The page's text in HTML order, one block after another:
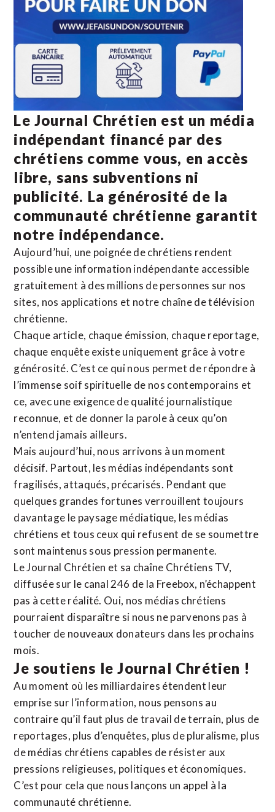
Le Journal Chrétien est un média
indépendant financé par des
chrétiens comme vous, en accès
libre, sans subventions ni
publicité. La générosité de la
communauté chrétienne garantit
notre indépendance.
Aujourd’hui, une poignée de chrétiens rendent
possible une information indépendante accessible
gratuitement à des millions de personnes sur nos
sites, nos applications et notre chaîne de télévision
chrétienne.
Chaque article, chaque émission, chaque reportage,
chaque enquête existe uniquement grâce à votre
générosité. C’est ce qui nous permet de répondre à
l’immense soif spirituelle de nos contemporains et
ce, avec une exigence de qualité journalistique
reconnue, et de donner la parole à ceux qu’on
n’entend jamais ailleurs.
Mais aujourd’hui, nous arrivons à un moment
décisif. Partout, les médias indépendants sont
fragilisés, attaqués, précarisés. Pendant que
quelques grandes fortunes verrouillent toujours
davantage le paysage médiatique, les médias
chrétiens et tous ceux qui refusent de se soumettre
sont maintenus sous pression permanente.
Le Journal Chrétien et sa chaîne Chrétiens TV,
diffusée sur le canal 246 de la Freebox, n’échappent
pas à cette réalité. Oui, nos médias chrétiens
pourraient disparaître si nous ne parvenons pas à
toucher de nouveaux donateurs dans les prochains
mois.
Je soutiens le Journal Chrétien !
Au moment où les milliardaires étendent leur
emprise sur l’information, nous pensons au
contraire qu’il faut plus de travail de terrain, plus de
reportages, plus d’enquêtes, plus de pluralisme, plus
de médias chrétiens capables de résister aux
pressions religieuses, politiques et économiques.
C’est pour cela que nous lançons un appel à la
communauté chrétienne.